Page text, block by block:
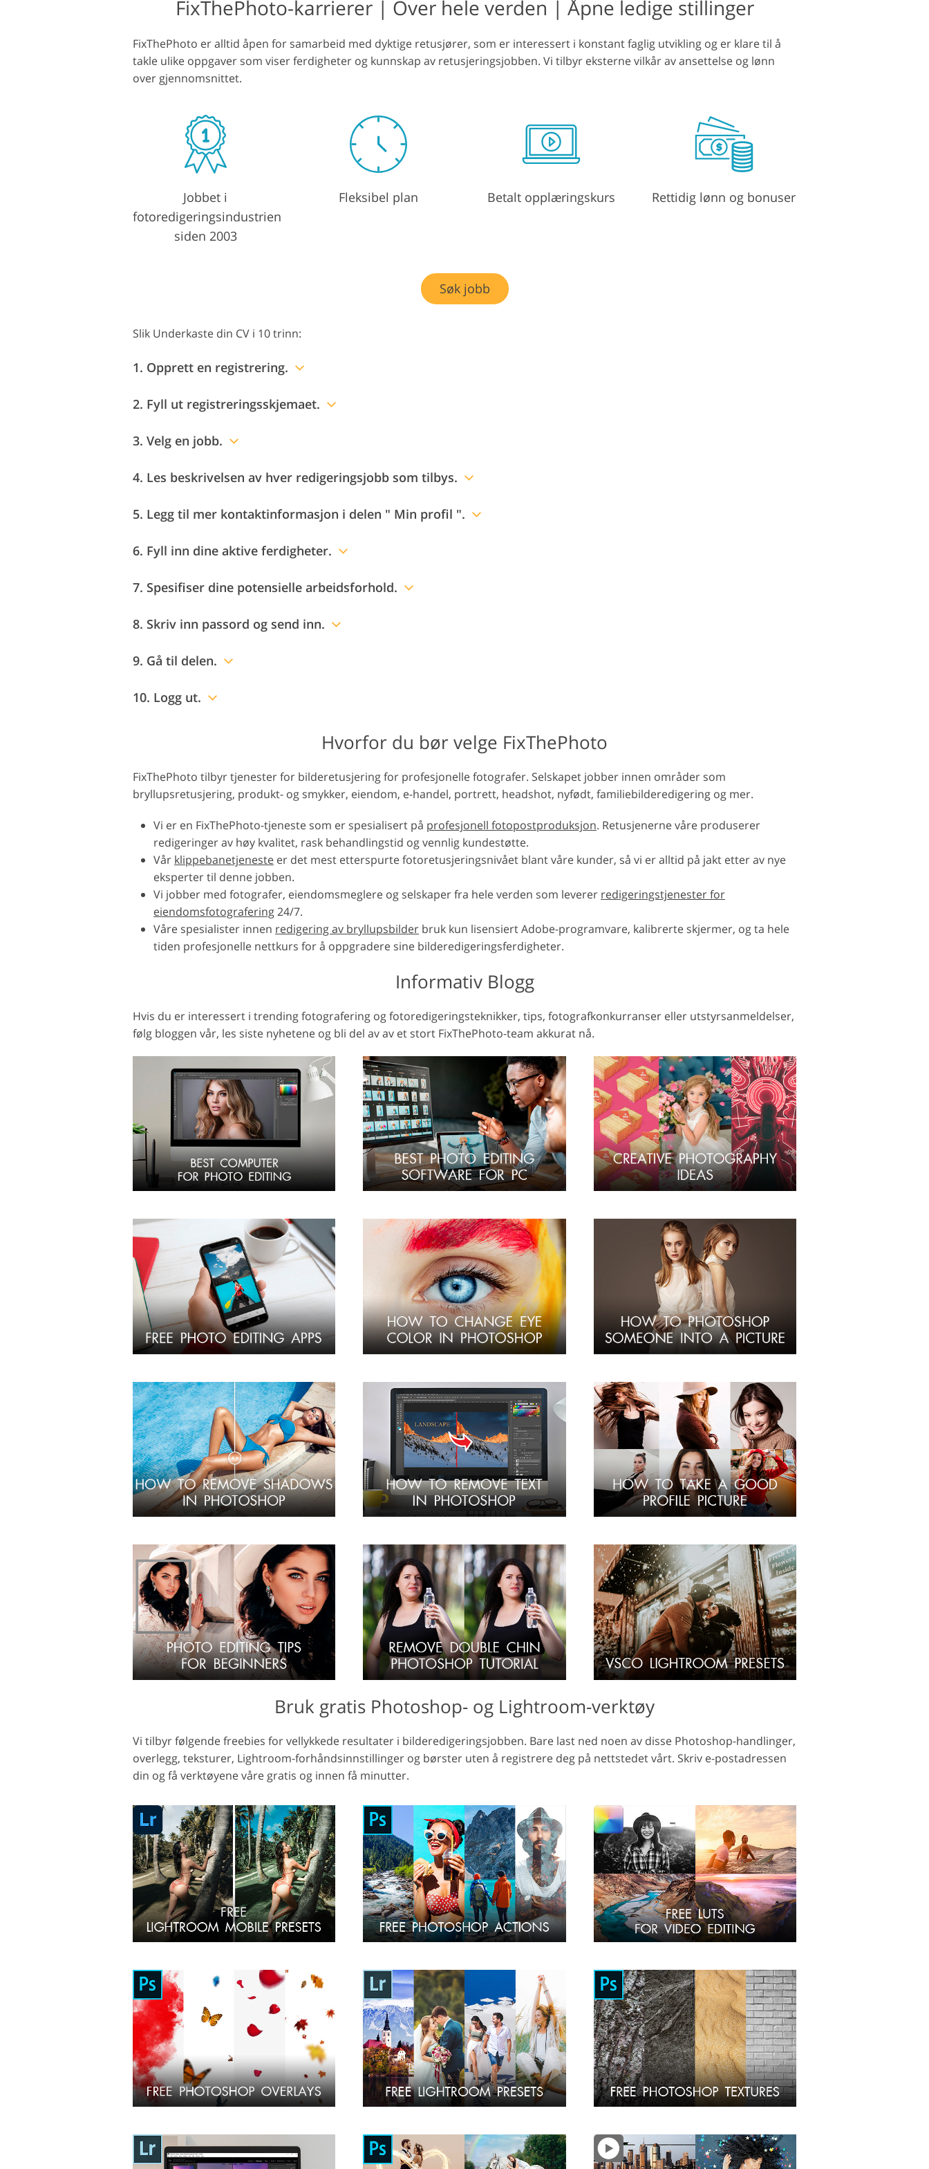
Redigering av smykkefoto Videoredigeringstjenester
FixThePhoto-karrierer | Over hele verden | Åpne ledige stillinger
FixThePhoto er alltid åpen for samarbeid med dyktige retusjører, som er interessert i konstant faglig utvikling og er klare til å
takle ulike oppgaver som viser ferdigheter og kunnskap av retusjeringsjobben. Vi tilbyr eksterne vilkår av ansettelse og lønn
over gjennomsnittet.
Jobbet i
fotoredigeringsindustrien
siden 2003
Fleksibel plan Betalt opplæringskurs Rettidig lønn og bonuser
Søk jobb
Slik Underkaste din CV i 10 trinn:
1. Opprett en registrering.
2. Fyll ut registreringsskjemaet.
3. Velg en jobb.
4. Les beskrivelsen av hver redigeringsjobb som tilbys.
5. Legg til mer kontaktinformasjon i delen " Min profil ".
6. Fyll inn dine aktive ferdigheter.
7. Spesifiser dine potensielle arbeidsforhold.
8. Skriv inn passord og send inn.
9. Gå til delen.
10. Logg ut.
Hvorfor du bør velge FixThePhoto
FixThePhoto tilbyr tjenester for bilderetusjering for profesjonelle fotografer. Selskapet jobber innen områder som
bryllupsretusjering, produkt- og smykker, eiendom, e-handel, portrett, headshot, nyfødt, familiebilderedigering og mer.
Vi er en FixThePhoto-tjeneste som er spesialisert på profesjonell fotopostproduksjon. Retusjenerne våre produserer
redigeringer av høy kvalitet, rask behandlingstid og vennlig kundestøtte.
Vår klippebanetjeneste er det mest etterspurte fotoretusjeringsnivået blant våre kunder, så vi er alltid på jakt etter av nye
eksperter til denne jobben.
Vi jobber med fotografer, eiendomsmeglere og selskaper fra hele verden som leverer redigeringstjenester for
eiendomsfotografering24/7.
Våre spesialister innen redigering av bryllupsbilder bruk kun lisensiert Adobe-programvare, kalibrerte skjermer, og ta hele
tiden profesjonelle nettkurs for å oppgradere sine bilderedigeringsferdigheter.
Informativ Blogg
Hvis du er interessert i trending fotografering og fotoredigeringsteknikker, tips, fotografkonkurranser eller utstyrsanmeldelser,
følg bloggen vår, les siste nyhetene og bli del av av et stort FixThePhoto-team akkurat nå.
Bruk gratis Photoshop- og Lightroom-verktøy
Vi tilbyr følgende freebies for vellykkede resultater i bilderedigeringsjobben. Bare last ned noen av disse Photoshop-handlinger,
overlegg, teksturer, Lightroom-forhåndsinnstillinger og børster uten å registrere deg på nettstedet vårt. Skriv e-postadressen
din og få verktøyene våre gratis og innen få minutter.